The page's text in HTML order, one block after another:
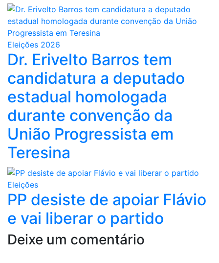
Eleições 2026
Dr. Erivelto Barros tem
candidatura a deputado
estadual homologada
durante convenção da
União Progressista em
Teresina
Eleições
PP desiste de apoiar Flávio
e vai liberar o partido
Deixe um comentário